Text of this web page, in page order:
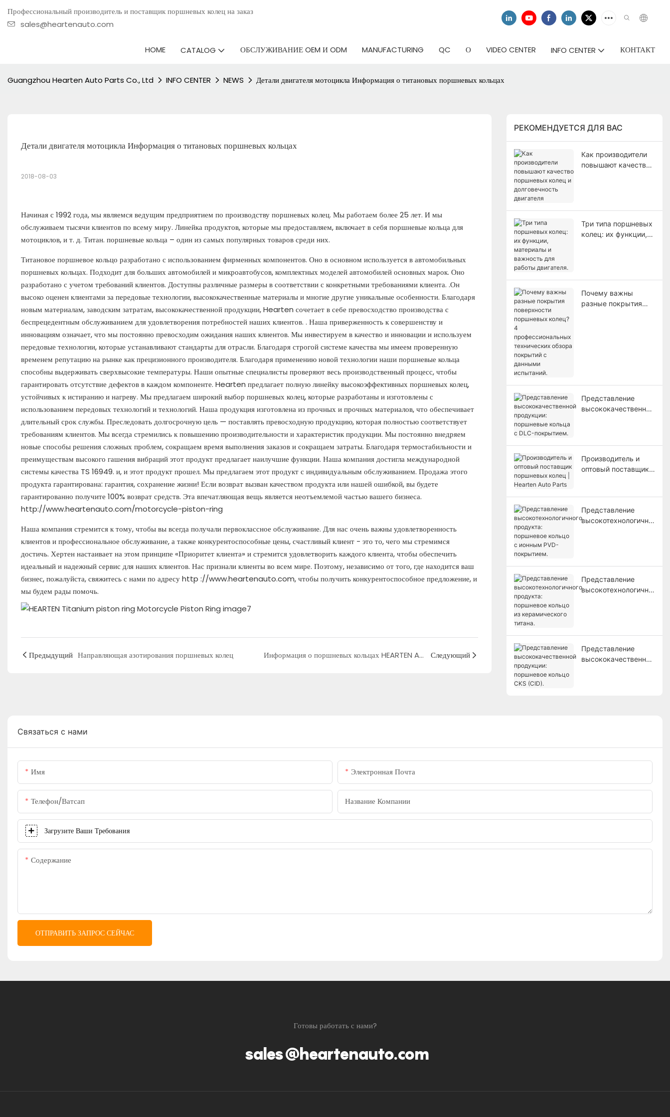
Профессиональный производитель и поставщик поршневых колец на заказ
sales@heartenauto.com
HOME CATALOG ОБСЛУЖИВАНИЕ OEM И ODM MANUFACTURING QC О VIDEO CENTER INFO CENTER КОНТАКТ
Guangzhou Hearten Auto Parts Co., Ltd INFO CENTER NEWS Детали двигателя мотоцикла Информация о титановых поршневых кольцах
Детали двигателя мотоцикла Информация о титановых поршневых кольцах
2018-08-03
Начиная с 1992 года, мы являемся ведущим предприятием по производству поршневых колец. Мы работаем более 25 лет. И мы
обслуживаем тысячи клиентов по всему миру. Линейка продуктов, которые мы предоставляем, включает в себя поршневые кольца для
мотоциклов, и т. д. Титан. поршневые кольца – один из самых популярных товаров среди них.
Титановое поршневое кольцо разработано с использованием фирменных компонентов. Оно в основном используется в автомобильных
поршневых кольцах. Подходит для больших автомобилей и микроавтобусов, комплектных моделей автомобилей основных марок. Оно
разработано с учетом требований клиентов. Доступны различные размеры в соответствии с конкретными требованиями клиента. .Он
высоко оценен клиентами за передовые технологии, высококачественные материалы и многие другие уникальные особенности. Благодаря
новым материалам, заводским затратам, высококачественной продукции, Hearten сочетает в себе превосходство производства с
беспрецедентным обслуживанием для удовлетворения потребностей наших клиентов. . Наша приверженность к совершенству и
инновациям означает, что мы постоянно превосходим ожидания наших клиентов. Мы инвестируем в качество и инновации и используем
передовые технологии, которые устанавливают стандарты для отрасли. Благодаря строгой системе качества мы имеем проверенную
временем репутацию на рынке как прецизионного производителя. Благодаря применению новой технологии наши поршневые кольца
способны выдерживать сверхвысокие температуры. Наши опытные специалисты проверяют весь производственный процесс, чтобы
гарантировать отсутствие дефектов в каждом компоненте. Hearten предлагает полную линейку высокоэффективных поршневых колец,
устойчивых к истиранию и нагреву. Мы предлагаем широкий выбор поршневых колец, которые разработаны и изготовлены с
использованием передовых технологий и технологий. Наша продукция изготовлена ​​из прочных и прочных материалов, что обеспечивает
длительный срок службы. Преследовать долгосрочную цель — поставлять превосходную продукцию, которая полностью соответствует
требованиям клиентов. Мы всегда стремились к повышению производительности и характеристик продукции. Мы постоянно внедряем
новые способы решения сложных проблем, сокращаем время выполнения заказов и сокращаем затраты. Благодаря термостабильности и
преимуществам высокого гашения вибраций этот продукт предлагает наилучшие функции. Наша компания достигла международной
системы качества TS 16949. и, и этот продукт прошел. Мы предлагаем этот продукт с индивидуальным обслуживанием. Продажа этого
продукта гарантирована: гарантия, сохранение жизни! Если возврат вызван качеством продукта или нашей ошибкой, вы будете
гарантированно получите 100% возврат средств. Эта впечатляющая вещь является неотъемлемой частью вашего бизнеса.
http://www.heartenauto.com/motorcycle-piston-ring
Наша компания стремится к тому, чтобы вы всегда получали первоклассное обслуживание. Для нас очень важны удовлетворенность
клиентов и профессиональное обслуживание, а также конкурентоспособные цены, счастливый клиент - это то, чего мы стремимся
достичь. Хертен настаивает на этом принципе «Приоритет клиента» и стремится удовлетворить каждого клиента, чтобы обеспечить
идеальный и надежный сервис для наших клиентов. Нас признали клиенты во всем мире. Поэтому, независимо от того, где находится ваш
бизнес, пожалуйста, свяжитесь с нами по адресу http ://www.heartenauto.com, чтобы получить конкурентоспособное предложение, и
мы будем рады помочь.
Предыдущий Направляющая азотирования поршневых колец Информация о поршневых кольцах HEARTEN AUTO PARTS CKS Следующий
РЕКОМЕНДУЕТСЯ ДЛЯ ВАС
Как производители
повышают качество
Три типа поршневых
колец: их функции,
Почему важны
разные покрытия
Представление
высококачественной
Производитель и
оптовый поставщик
Представление
высокотехнологично
Представление
высокотехнологично
Представление
высококачественной
Связаться с нами
Имя Электронная Почта
Телефон/ватсап Название Компании
Загрузите Ваши Требования
Содержание
ОТПРАВИТЬ ЗАПРОС СЕЙЧАС
Готовы работать с нами?
sales@heartenauto.com